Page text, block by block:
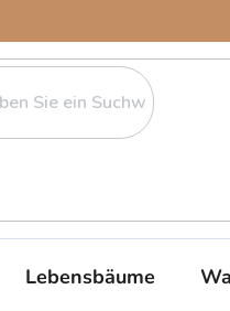
Lebensbäume